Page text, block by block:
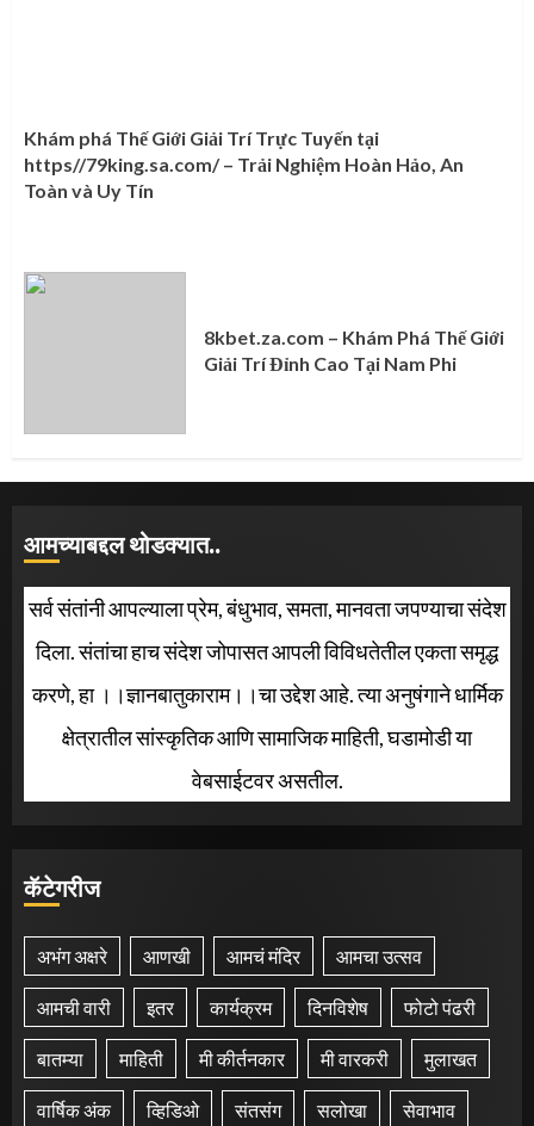
Khám phá Thế Giới Giải Trí Trực Tuyến tại
https//79king.sa.com/ – Trải Nghiệm Hoàn Hảo, An
Toàn và Uy Tín
8kbet.za.com – Khám Phá Thế Giới
Giải Trí Đỉnh Cao Tại Nam Phi
आमच्याबद्दल थोडक्यात..
सर्व संतांनी आपल्याला प्रेम, बंधुभाव, समता, मानवता जपण्याचा संदेश
दिला. संतांचा हाच संदेश जोपासत आपली विविधतेतील एकता समृद्ध
करणे, हा ।।ज्ञानबातुकाराम।।चा उद्देश आहे. त्या अनुषंगाने धार्मिक
क्षेत्रातील सांस्कृतिक आणि सामाजिक माहिती, घडामोडी या
वेबसाईटवर असतील.
कॅटेगरीज
अभंग अक्षरे आणखी आमचं मंदिर आमचा उत्सव
आमची वारी इतर कार्यक्रम दिनविशेष फोटो पंढरी
बातम्या माहिती मी कीर्तनकार मी वारकरी मुलाखत
वार्षिक अंक व्हिडिओ संतसंग सलोखा सेवाभाव